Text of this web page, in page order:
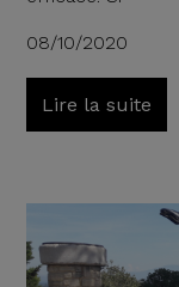
08/10/2020
Lire la suite